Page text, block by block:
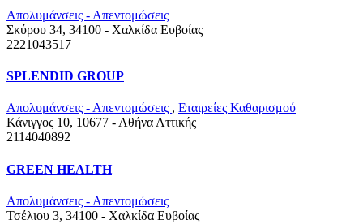
Απολυμάνσεις - Απεντομώσεις
Σκύρου 34, 34100 - Χαλκίδα Ευβοίας
2221043517
SPLENDID GROUP
Απολυμάνσεις - Απεντομώσεις , Εταιρείες Καθαρισμού
Κάνιγγος 10, 10677 - ΑθήναΑττικής
2114040892
GREEN HEALTH
Απολυμάνσεις - Απεντομώσεις
Τσέλιου 3, 34100 - Χαλκίδα Ευβοίας